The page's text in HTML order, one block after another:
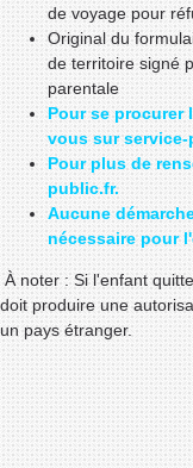
de voyage pour
Original du
de territoire signé
parentale
Pour se procurer
vous sur service-
Pour plus de
public.fr.
Aucune
nécessaire pour
À noter : Si l'enfant
doit produire une
un pays étranger.